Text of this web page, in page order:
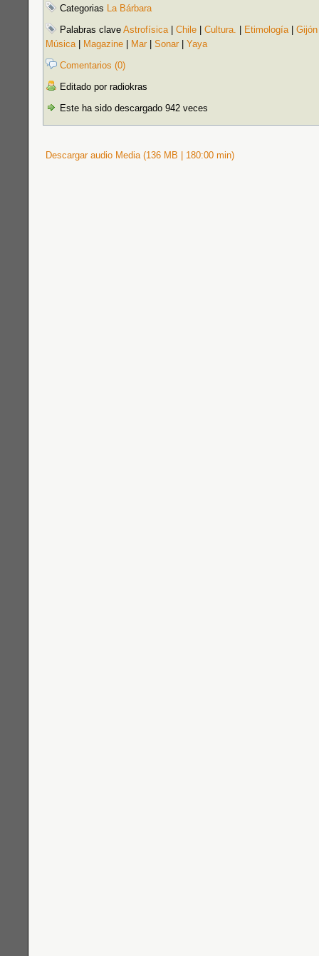
Categorias La Bárbara
Palabras clave Astrofísica| Chile Cultura. Etimología| Gijón
Música| Magazine Mar Sonar
Yaya
Comentarios (0)
Editado por radiokras
Este ha sido descargado 942 veces
Descargar audio Media (136 MB | 180:00 min)